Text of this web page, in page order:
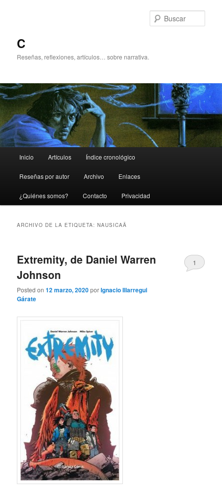
C
Reseñas, reflexiones, artículos… sobre narrativa.
principal
Inicio Artículos Índice cronológico
Reseñas por autor Archivo Enlaces
¿Quiénes somos? Contacto Privacidad
ARCHIVO DE LA ETIQUETA:NAUSICAÄ
Extremity, de Daniel Warren
Johnson
Posted on12 marzo, 2020porIgnacio Illarregui
Gárate
1